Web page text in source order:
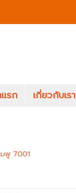
รก เกี่ยวกับเรา
มพู 7001